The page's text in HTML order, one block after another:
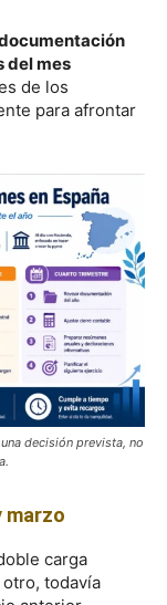
del mes
de los
para afrontar
decisión prevista, no
marzo
carga
todavía